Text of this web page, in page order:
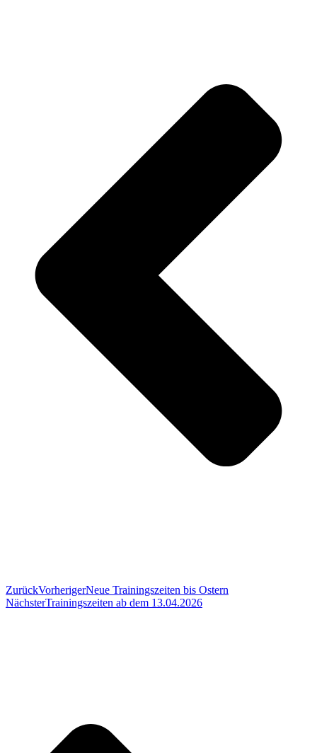
ZurückVorherigerNeue Trainingszeiten bis Ostern
NächsterTrainingszeiten ab dem 13.04.2026